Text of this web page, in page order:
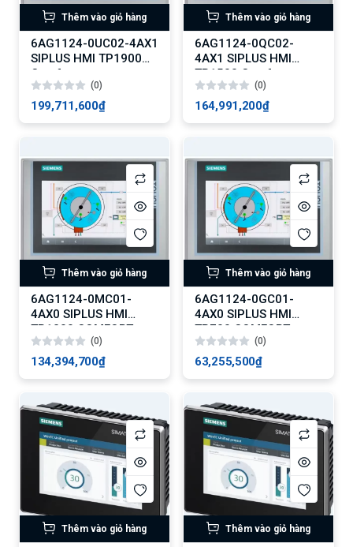
Thêm vào giỏ hàng
6AG1124-0UC02-4AX1
SIPLUS HMI TP1900
Comfort
(0)
199,711,600₫
Thêm vào giỏ hàng
6AG1124-0QC02-
4AX1 SIPLUS HMI
TP1500 Comfort
(0)
164,991,200₫
Thêm vào giỏ hàng
6AG1124-0MC01-
4AX0 SIPLUS HMI
TP1200 COMFORT
(0)
134,394,700₫
Thêm vào giỏ hàng
6AG1124-0GC01-
4AX0 SIPLUS HMI
TP700 COMFORT
(0)
63,255,500₫
Thêm vào giỏ hàng Thêm vào giỏ hàng